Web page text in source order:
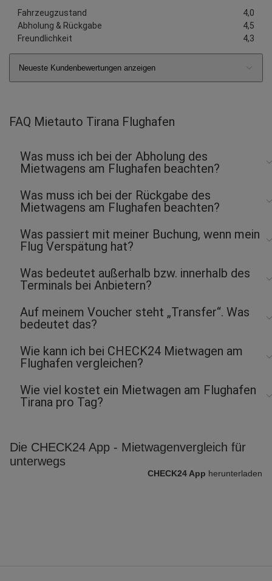
Fahrzeugzustand
4,0
Abholung & Rückgabe
4,5
Freundlichkeit
4,3
Neueste Kundenbewertungen anzeigen
FAQ Mietauto Tirana Flughafen
Was muss ich bei der Abholung des
Mietwagens am Flughafen beachten?
Was muss ich bei der Rückgabe des
Mietwagens am Flughafen beachten?
Was passiert mit meiner Buchung, wenn mein
Flug Verspätung hat?
Was bedeutet außerhalb bzw. innerhalb des
Terminals bei Anbietern?
Auf meinem Voucher steht „Transfer“. Was
bedeutet das?
Wie kann ich bei CHECK24 Mietwagen am
Flughafen vergleichen?
Wie viel kostet ein Mietwagen am Flughafen
Tirana pro Tag?
Die CHECK24 App - Mietwagenvergleich für
unterwegs
CHECK24 App herunterladen